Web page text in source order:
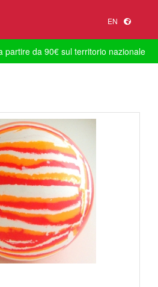
EN
partire da 90€ sul territorio nazionale